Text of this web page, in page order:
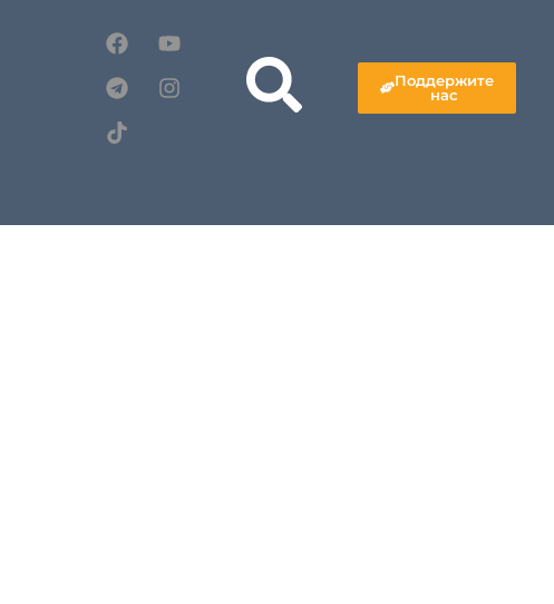
Поддержите
нас